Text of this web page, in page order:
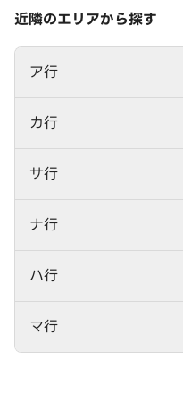
近隣のエリアから探す
ア行
カ行
サ行
ナ行
ハ行
マ行